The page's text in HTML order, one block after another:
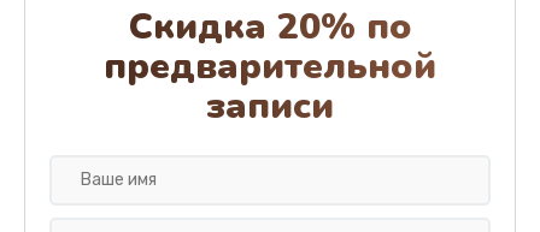
Замена прокладок, хомутов, скобок и колец
290 руб.
Заказать
Ремонт дренажного клапана
Скидка 20% по
предварительной
записи